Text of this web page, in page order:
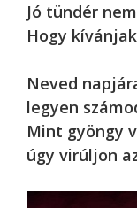
Jó tündér
Hogy
Neved
legyen
Mint gyöngy
úgy virúljon